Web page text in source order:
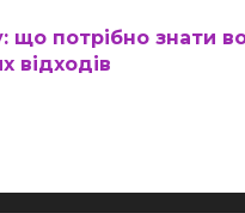
що потрібно знати
відходів